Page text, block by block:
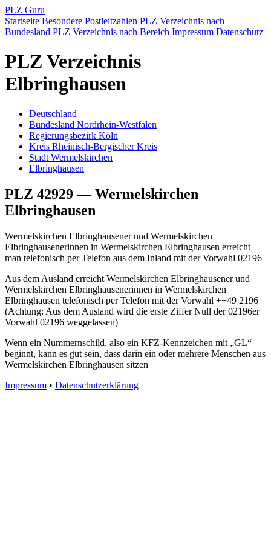
PLZ Guru
Startseite Besondere Postleitzahlen PLZ Verzeichnis nach
Bundesland PLZ Verzeichnis nach Bereich Impressum Datenschutz
PLZ Verzeichnis
Elbringhausen
Deutschland
Bundesland Nordrhein-Westfalen
Regierungsbezirk Köln
Kreis Rheinisch-Bergischer Kreis
Stadt Wermelskirchen
Elbringhausen
PLZ 42929 — Wermelskirchen
Elbringhausen
Wermelskirchen Elbringhausener und Wermelskirchen
Elbringhausenerinnen in Wermelskirchen Elbringhausen erreicht
man telefonisch per Telefon aus dem Inland mit der Vorwahl 02196
Aus dem Ausland erreicht Wermelskirchen Elbringhausener und
Wermelskirchen Elbringhausenerinnen in Wermelskirchen
Elbringhausen telefonisch per Telefon mit der Vorwahl ++49 2196
(Achtung: Aus dem Ausland wird die erste Ziffer Null der 02196er
Vorwahl 02196 weggelassen)
Wenn ein Nummernschild, also ein KFZ-Kennzeichen mit „GL“
beginnt, kann es gut sein, dass darin ein oder mehrere Menschen aus
Wermelskirchen Elbringhausen sitzen
Impressum • Datenschutzerklärung